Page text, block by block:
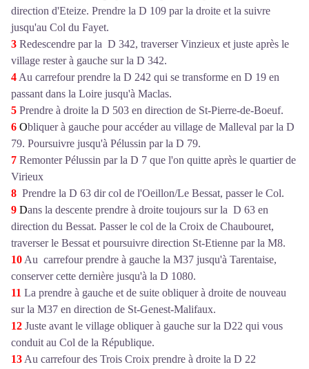
direction d'Eteize. Prendre la D 109 par la droite et la suivre
jusqu'au Col du Fayet.
3 Redescendre par la D 342, traverser Vinzieux et juste après le
village rester à gauche sur la D 342.
4Au carrefour prendre la D 242 qui se transforme en D 19 en
passant dans la Loire jusqu'à Maclas.
5 Prendre à droite la D 503 en direction de St-Pierre-de-Boeuf.
6 Obliquer à gauche pour accéder au village de Malleval par la D
79. Poursuivre jusqu'à Pélussin par la D 79.
7 Remonter Pélussin par la D 7 que l'on quitte après le quartier de
Virieux
8 Prendre la D 63 dir col de l'Oeillon/Le Bessat, passer le Col.
9 Dans la descente prendre à droite toujours sur la D 63 en
direction du Bessat. Passer le col de la Croix de Chaubouret,
traverser le Bessat et poursuivre direction St-Etienne par la M8.
10Au carrefour prendre à gauche la M37 jusqu'à Tarentaise,
conserver cette dernière jusqu'à la D 1080.
11 La prendre à gauche et de suite obliquer à droite de nouveau
sur la M37 en direction de St-Genest-Malifaux.
12 Juste avant le village obliquer à gauche sur la D22 qui vous
conduit au Col de la République.
13Au carrefour des Trois Croix prendre à droite la D 22